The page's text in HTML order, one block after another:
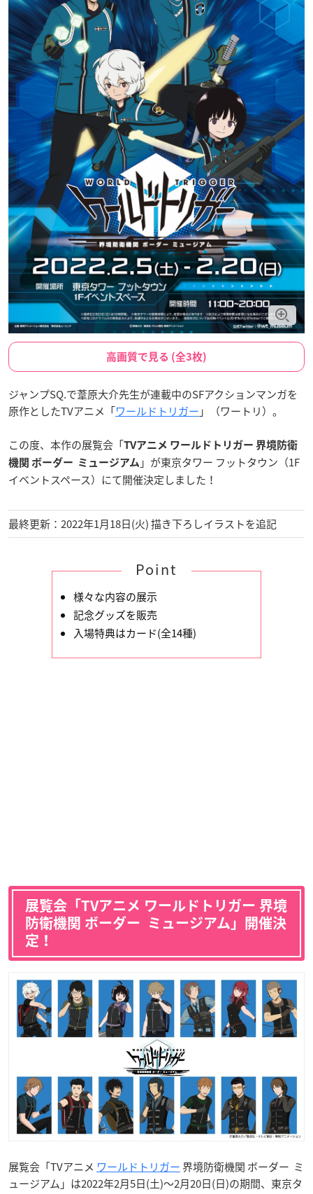
高画質で見る (全3枚)
ジャンプSQ.で葦原大介先生が連載中のSFアクションマンガを
原作としたTVアニメ「ワールドトリガー 」（ワートリ）。
この度、本作の展覧会「TVアニメ ワールドトリガー 界境防衛
機関 ボーダー ミュージアム 」が東京タワー フットタウン（1F
イベントスペース）にて開催決定しました！
最終更新：2022年1月18日(火) 描き下ろしイラストを追記
Point
様々な内容の展示
記念グッズを販売
入場特典はカード(全14種)
展覧会「TVアニメ ワールドトリガー 界境
防衛機関 ボーダー ミュージアム」開催決
定！
展覧会「TVアニメ ワールドトリガー 界境防衛機関 ボーダー ミ
ュージアム」は2022年2月5日(土)～2月20日(日)の期間、東京タ